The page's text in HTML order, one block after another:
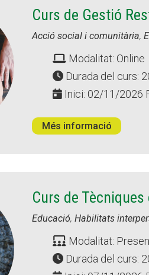
Curs de Gestió
Acció social i comunitària,
Modalitat: Online
Durada del curs:
Inici: 02/11/2026
Més informació
Curs de
Educació,Habilitats
Modalitat:
Durada del curs: